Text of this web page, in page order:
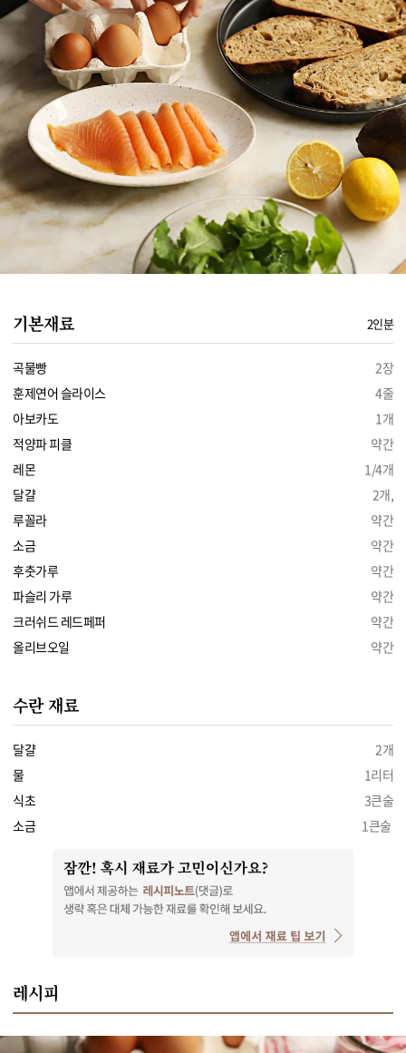
기본재료 2인분
곡물빵
2장
훈제연어 슬라이스
4줄
아보카도
1개
적양파 피클
약간
레몬
1/4개
달걀
2개,
루꼴라
약간
소금
약간
후춧가루
약간
파슬리 가루
약간
크러쉬드 레드페퍼
약간
올리브오일
약간
수란 재료
달걀
2개
물
1리터
식초
3큰술
소금
1큰술
레시피